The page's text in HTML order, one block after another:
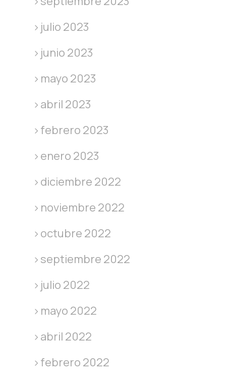
julio 2023
junio 2023
mayo 2023
abril 2023
febrero 2023
enero 2023
diciembre 2022
noviembre 2022
octubre 2022
septiembre 2022
julio 2022
mayo 2022
abril 2022
febrero 2022